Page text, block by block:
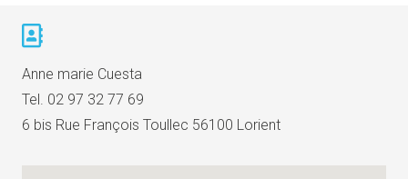
Anne marie Cuesta
Tel. 02 97 32 77 69
6 bis Rue François Toullec 56100 Lorient